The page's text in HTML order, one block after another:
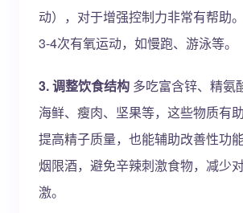
动），对于增强控制力非常有帮助
3-4次有氧运动，如慢跑、游泳等。
3. 调整饮食结构 多吃富含锌、精氨
海鲜、瘦肉、坚果等，这些物质有
提高精子质量，也能辅助改善性功
烟限酒，避免辛辣刺激食物，减少
激。